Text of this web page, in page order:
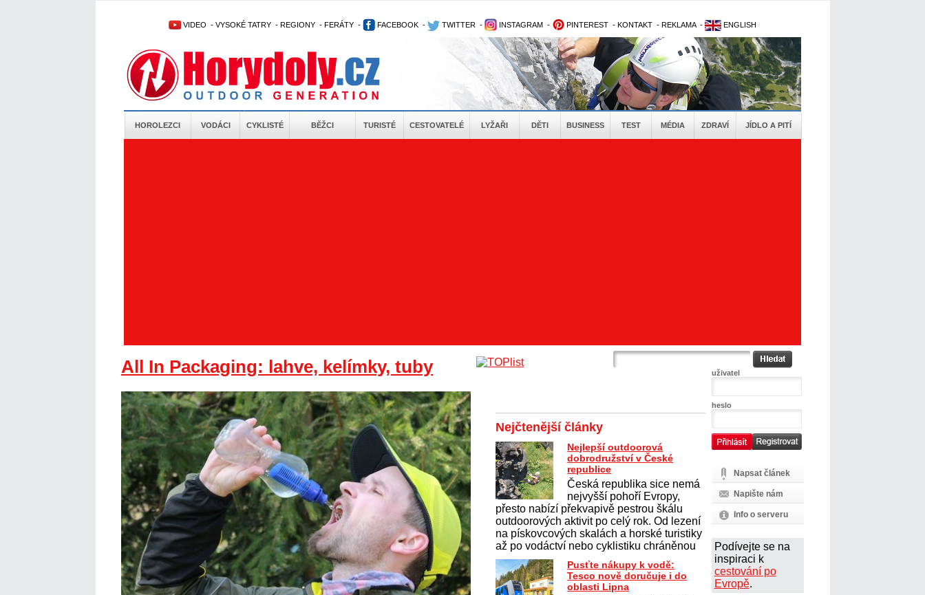
VIDEO - VYSOKÉ TATRY - REGIONY - FERÁTY - FACEBOOK - TWITTER - INSTAGRAM - PINTEREST - KONTAKT - REKLAMA - ENGLISH
HOROLEZCI VODÁCI CYKLISTÉ BĚŽCI TURISTÉ CESTOVATELÉ LYŽAŘI DĚTI BUSINESS TEST MÉDIA ZDRAVÍ JÍDLO A PITÍ
All In Packaging: lahve, kelímky, tuby uživatel
heslo
Napsat článek
Napište nám
Info o serveru
Podívejte se na
inspiraci k
cestování po
Evropě.
Nejčtenější články
Nejlepší outdoorová
dobrodružství v České
republice
Česká republika sice nemá
nejvyšší pohoří Evropy,
přesto nabízí překvapivě pestrou škálu
outdoorových aktivit po celý rok. Od lezení
na pískovcových skalách a horské turistiky
až po vodáctví nebo cyklistiku chráněnou
Pusťte nákupy k vodě:
Tesco nově doručuje i do
oblasti Lipna